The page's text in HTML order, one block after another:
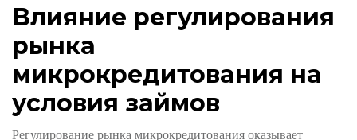
Влияние регулирования
рынка
микрокредитования на
условия займов
Регулирование рынка микрокредитования оказывает